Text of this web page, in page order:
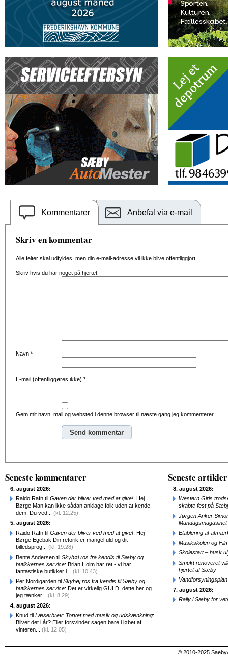
Kommentarer Anbefal via e-mail
Skriv en kommentar
Alle felter skal udfyldes, men din e-mail-adresse vil ikke blive offentliggjort.
Skriv hvis du har noget på hjertet:
Navn *
E-mail (offentliggøres ikke) *
Gem mit navn, mail og websted i denne browser til næste gang jeg kommenterer.
Seneste kommentarer
6. august 2026:
Raido Rafn til Gaven der bliver ved med at give!: Hej
Børge Man kan ikke sådan anklage folk uden at kende
dem. Du ved... (kl. 12:25)
5. august 2026:
Raido Rafn til Gaven der bliver ved med at give!: Hej
Børge Egebak Din retorik er mangelfuld og dit
billedsprog... (kl. 19:28)
Bente Andersen til Skyhøj ros fra kendis til Sæby og
butikkernes service: Brian Holm har ret - vi har
fantastiske butikker i... (kl. 10:43)
Per Nordigarden til Skyhøj ros fra kendis til Sæby og
butikkernes service: Det er virkelig GULD, dette her og
jeg tænker... (kl. 8:29)
4. august 2026:
Knud til Læserbrev: Torvet med musik og udskænkning:
Bliver det i år? Eller forsvinder sagen bare i løbet af
vinteren... (kl. 12:05)
Seneste artikler
8. august 2026:
Western Girls
skabte fest på
Jørgen Anker
Mandagsmagasinet
Etablering af
Musikskolen og
Skolestart – husk
Smukt renoveret
hjertet af Sæby
7. august 2026:
Rally i Sæby for
© 2010-2025